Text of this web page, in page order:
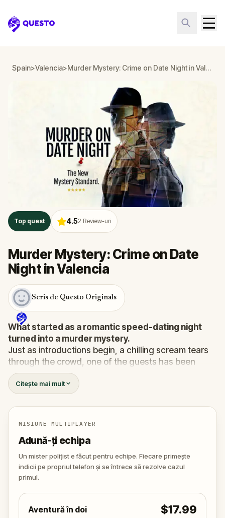
Questo
Spain>Valencia> Murder Mystery: Crime on Date Night in Valencia
Top quest 4.52 Review-uri
Murder Mystery: Crime on Date
Night in Valencia
Scris de Questo Originals
What started as a romantic speed-dating night
turned into a murder mystery.
Just as introductions begin, a chilling scream tears
through the crowd, one of the guests has been
murdered, and the killer has fled into the city.
Before panic can take hold,
This was no random attack. Every participant is now
part of a deadly puzzle, and the only way to survive
is to solve it.
right after the scream? The wedding singer seen
arguing with the victim? Or someone else hiding their
true identity among the dating profiles?
🔎Follow clues across the city, interrogate
movements before they disappear for good.
Bring your sharpest instincts—and your pen and
Citește mai mult
MISIUNE MULTIPLAYER
Adună-ți echipa
Un mister polițist e făcut pentru echipe. Fiecare primește
indicii pe propriul telefon și se întrece să rezolve cazul
primul.
Aventură în doi $17.99